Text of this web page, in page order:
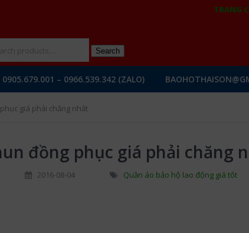
TRANG
Search
0905.679.001 – 0966.539.342 (ZALO)
giá phải chăng nhất
đồng phục giá phải chăng
2016-08-04 Quần áo bảo hộ lao động giá tốt